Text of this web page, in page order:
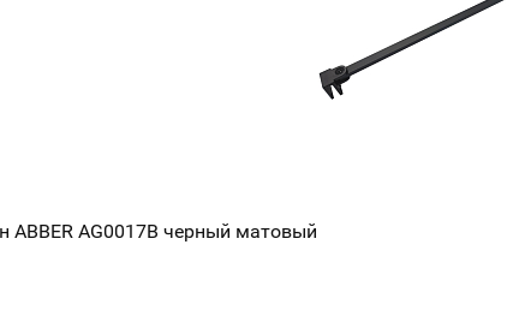
AG0017B черный матовый